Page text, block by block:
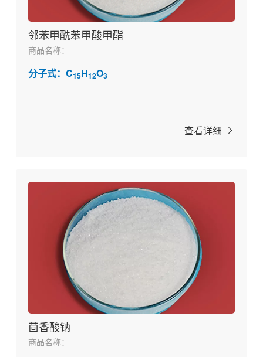
邻苯甲酰苯甲酸甲酯
商品名称：
分子式：C15H12O3
查看详细
茴香酸钠
商品名称：